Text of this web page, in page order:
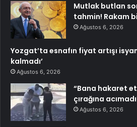
Mutlak butlan
tahmin! Rakam
Ağustos 6, 2026
Yozgat’ta esnafın fiyat artışı
kalmadı’
Ağustos 6, 2026
“Bana hakaret
çırağına
Ağustos 6, 2026